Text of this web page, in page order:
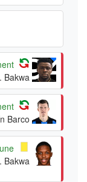
Bakwa
Barco
Bakwa